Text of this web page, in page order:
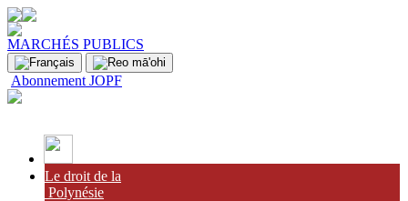
MARCHÉS PUBLICS
Abonnement JOPF
Le droit de la
Polynésie